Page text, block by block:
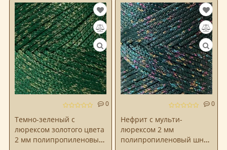
0
Темно-зеленый с
люрексом золотого цвета
2 мм полипропиленовый
0
Нефрит с мульти-
люрексом 2 мм
полипропиленовый шнур